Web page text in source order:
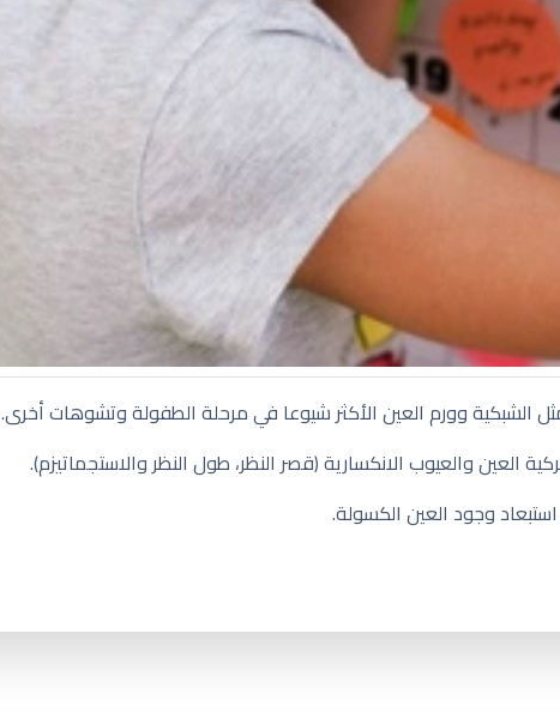
الشبكية وورم العين الأكثر شيوعا في مرحلة الطفولة وتشوهات أخرى.